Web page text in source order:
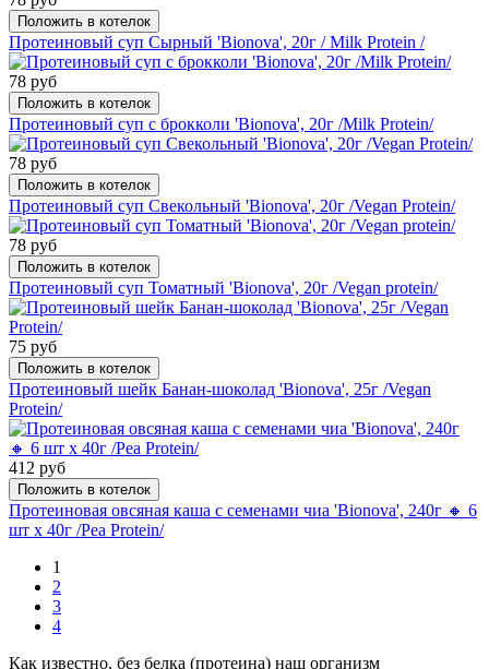
Положить в котелок
Протеиновый суп Сырный 'Bionova', 20г / Milk Protein /
78 руб
Положить в котелок
Протеиновый суп с брокколи 'Bionova', 20г /Milk Protein/
78 руб
Положить в котелок
Протеиновый суп Свекольный 'Bionova', 20г /Vegan Protein/
78 руб
Положить в котелок
Протеиновый суп Томатный 'Bionova', 20г /Vegan protein/
75 руб
Положить в котелок
Протеиновый шейк Банан-шоколад 'Bionova', 25г /Vegan
Protein/
412 руб
Положить в котелок
Протеиновая овсяная каша с семенами чиа 'Bionova', 240г 🔸 6
шт х 40г /Pea Protein/
1
2
3
4
Как известно, без белка (протеина) наш организм